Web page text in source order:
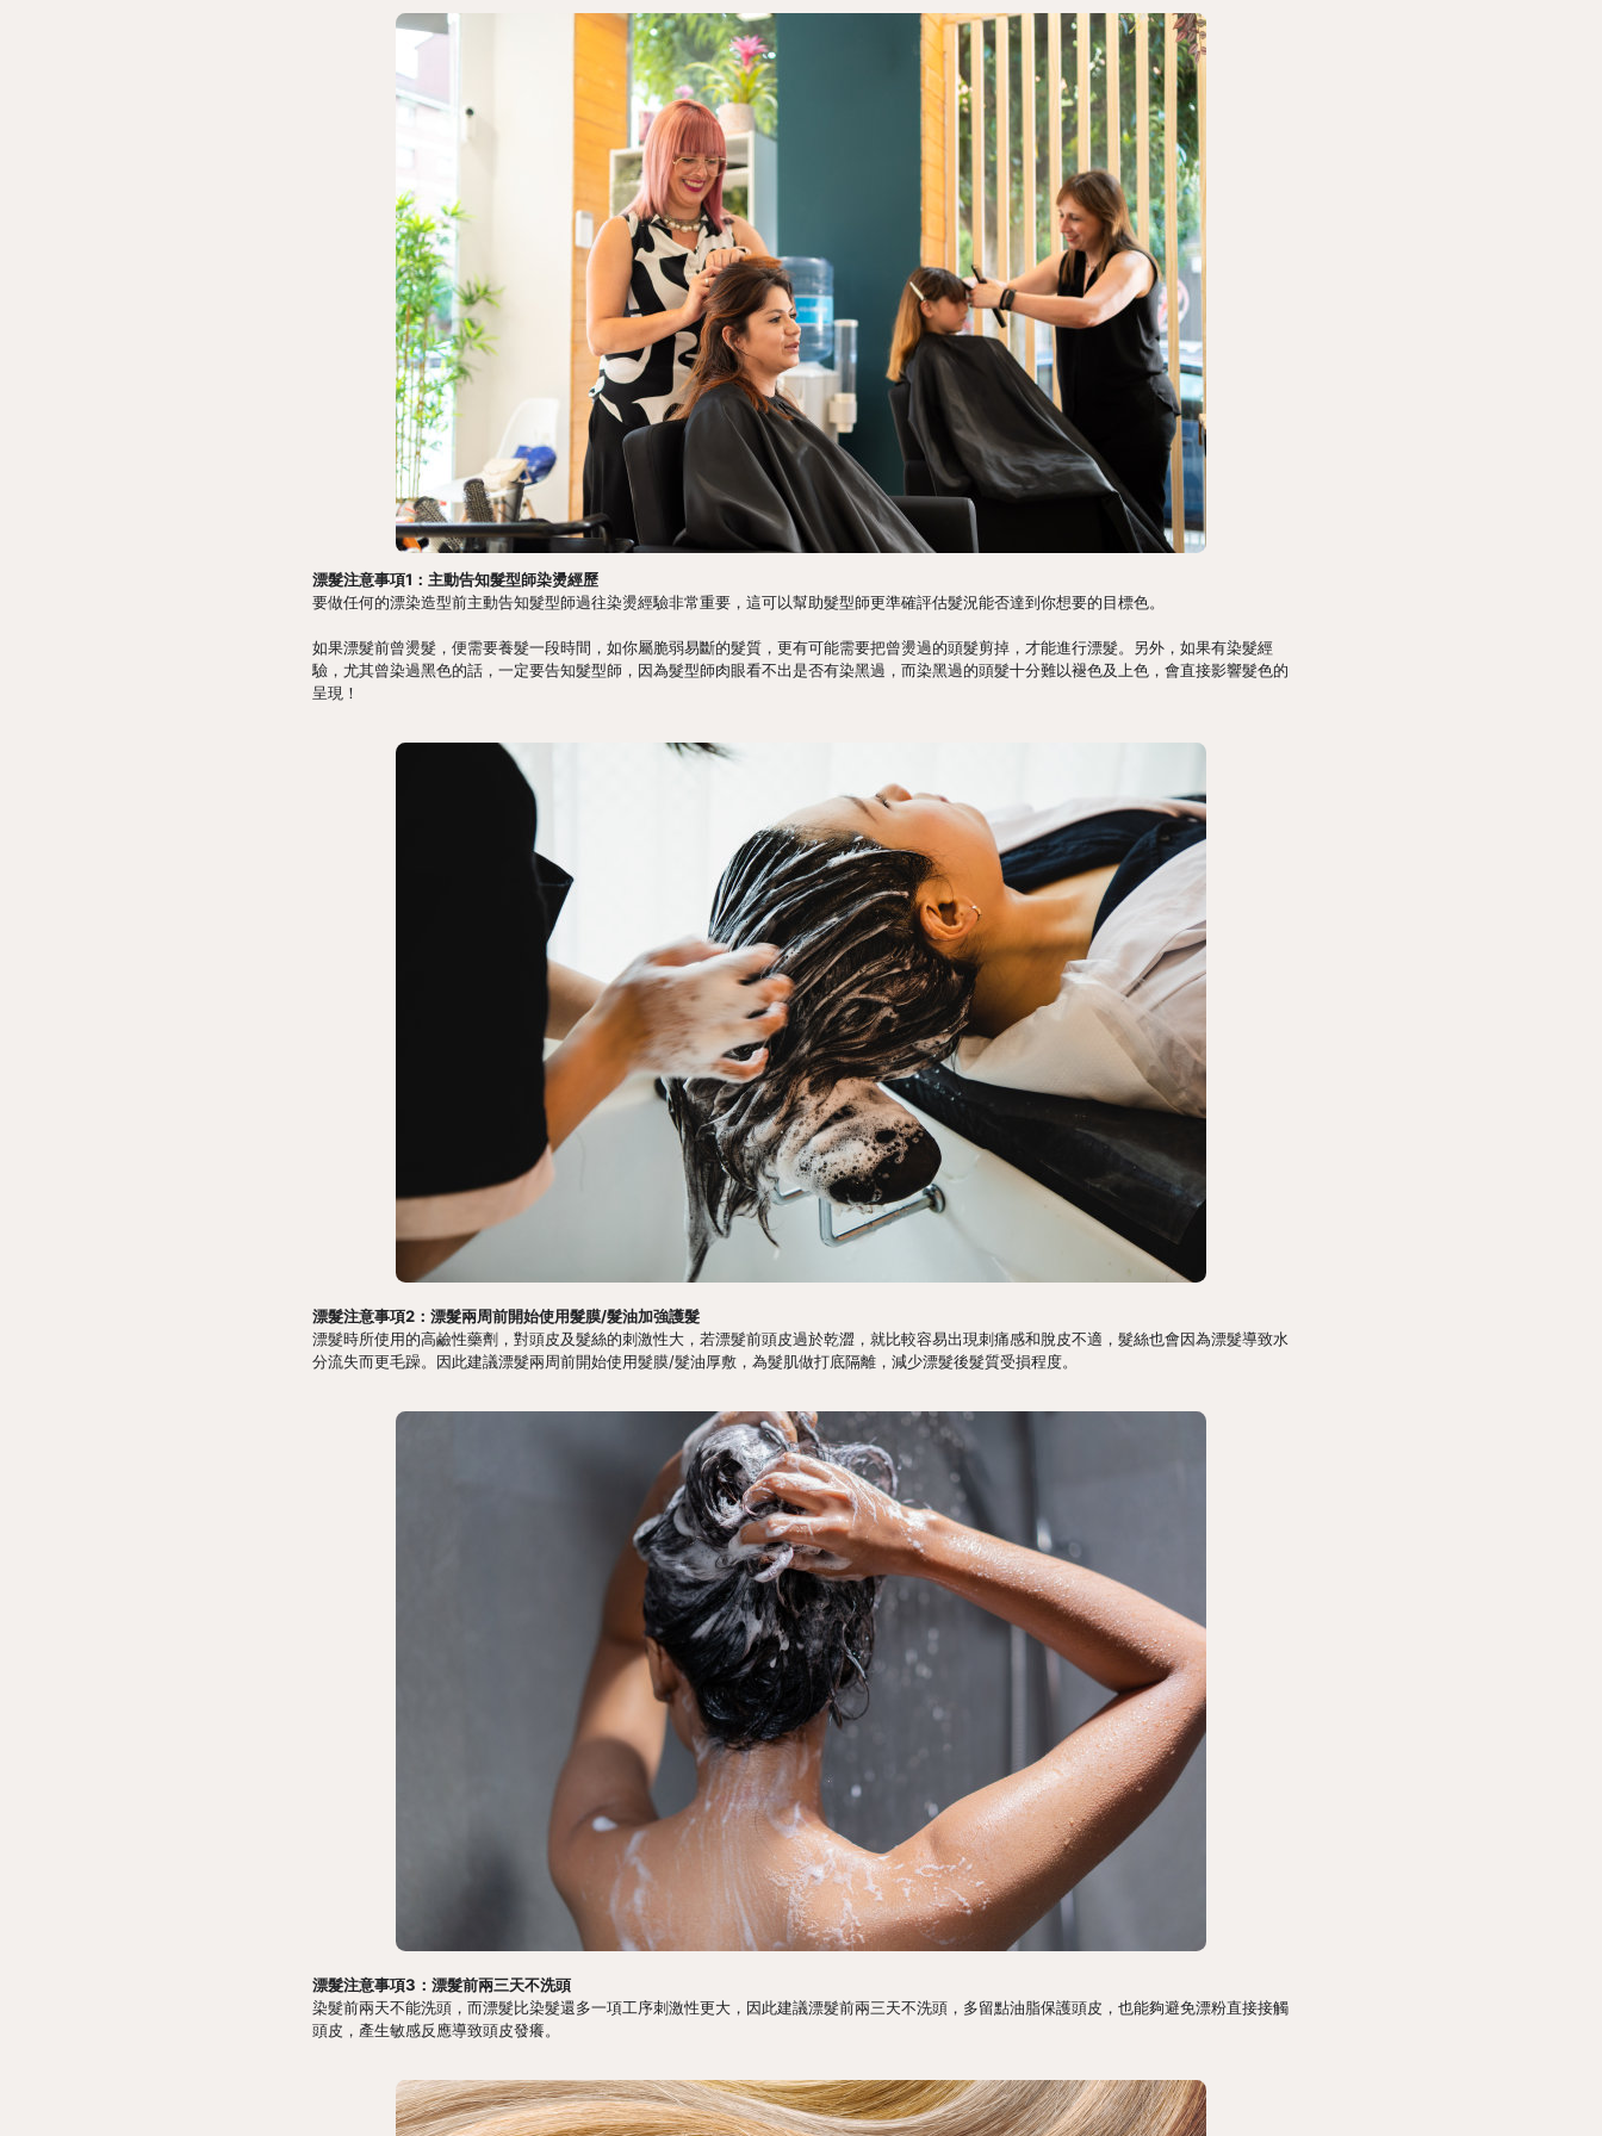
漂髮注意事項1：主動告知髮型師染燙經歷
要做任何的漂染造型前主動告知髮型師過往染燙經驗非常重要，這可以幫助髮型師更準確評估髮況能否達到你想要的目標色。
如果漂髮前曾燙髮，便需要養髮一段時間，如你屬脆弱易斷的髮質，更有可能需要把曾燙過的頭髮剪掉，才能進行漂髮。另外，如果有染髮經
驗，尤其曾染過黑色的話，一定要告知髮型師，因為髮型師肉眼看不出是否有染黑過，而染黑過的頭髮十分難以褪色及上色，會直接影響髮色的
呈現！
漂髮注意事項2：漂髮兩周前開始使用髮膜/髮油加強護髮
漂髮時所使用的高鹼性藥劑，對頭皮及髮絲的刺激性大，若漂髮前頭皮過於乾澀，就比較容易出現刺痛感和脫皮不適，髮絲也會因為漂髮導致水
分流失而更毛躁。因此建議漂髮兩周前開始使用髮膜/髮油厚敷，為髮肌做打底隔離，減少漂髮後髮質受損程度。
漂髮注意事項3：漂髮前兩三天不洗頭
染髮前兩天不能洗頭，而漂髮比染髮還多一項工序刺激性更大，因此建議漂髮前兩三天不洗頭，多留點油脂保護頭皮，也能夠避免漂粉直接接觸
頭皮，產生敏感反應導致頭皮發癢。